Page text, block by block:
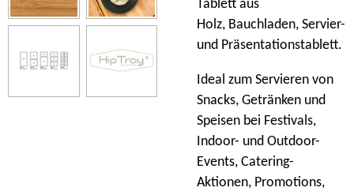
Tablett aus
Holz, Bauchladen, Servier-
und Präsentationstablett.
Ideal zum Servieren von
Snacks, Getränken und
Speisen bei Festivals,
Indoor- und Outdoor-
Events, Catering-
Aktionen, Promotions,